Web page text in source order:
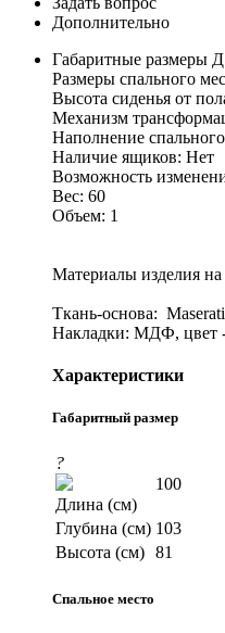
Дополнительно
Габаритные размеры
Размеры спального
Высота сиденья от
Механизм
Наполнение
Наличие ящиков: Нет
Возможность
Вес: 60
Объем: 1
Материалы изделия
Ткань-основа:
Накладки: МДФ, цвет -
Характеристики
Габаритный размер
?
Длина (см)
100
Глубина (см) 103
Высота (см) 81
Спальное место